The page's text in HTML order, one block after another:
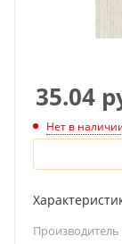
35.04
Нет в
Производитель